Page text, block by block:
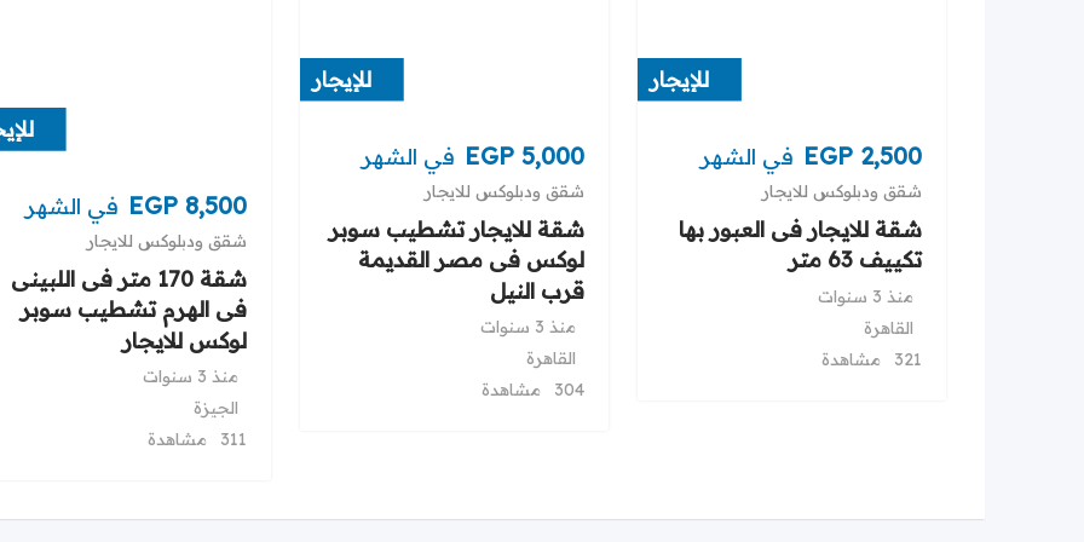
للإيجار
EGP 2,500 في الشهر
شقق ودبلوكس للايجار
شقة للايجار فى العبور بها
تكييف 63 متر
منذ 3 سنوات
القاهرة
321 مشاهدة
للإيجار
EGP5,000 في الشهر
شقق ودبلوكس للايجار
شقة للايجار تشطيب سوبر
لوكس فى مصر القديمة
قرب النيل
منذ 3 سنوات
القاهرة
304 مشاهدة
EGP8,500 في الشهر
شقق ودبلوكس للايجار
شقة 170 متر فى اللبينى
فى الهرم تشطيب سوبر
لوكس للايجار
منذ 3 سنوات
الجيزة
311 مشاهدة